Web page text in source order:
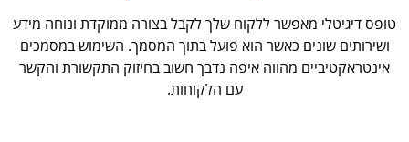
טופס דיגיטלי מאפשר ללקוח שלך לקבל בצורה ממוקדת ונוחה מידע
ושירותים שונים כאשר הוא פועל בתוך המסמך. השימוש במסמכים
אינטראקטיביים מהווה איפה נדבך חשוב בחיזוק התקשורת והקשר
עם הלקוחות.